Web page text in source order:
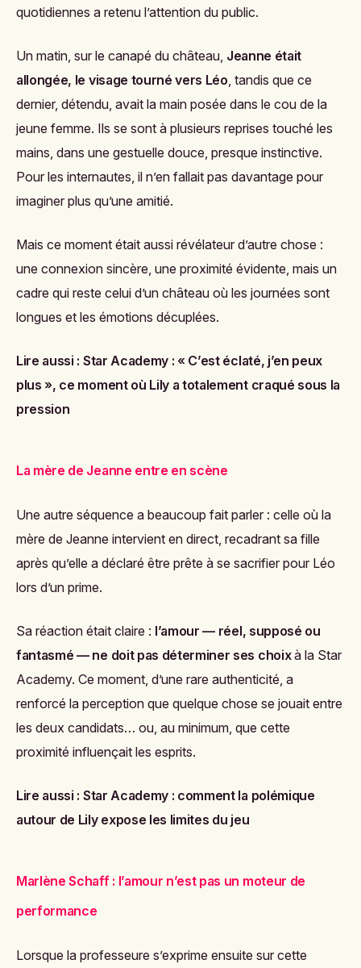
quotidiennes a retenu l’attention du public.
Un matin, sur le canapé du château, Jeanne était
allongée, le visage tourné vers Léo, tandis que ce
dernier, détendu, avait la main posée dans le cou de la
jeune femme. Ils se sont à plusieurs reprises touché les
mains, dans une gestuelle douce, presque instinctive.
Pour les internautes, il n’en fallait pas davantage pour
imaginer plus qu’une amitié.
Mais ce moment était aussi révélateur d’autre chose :
une connexion sincère, une proximité évidente, mais un
cadre qui reste celui d’un château où les journées sont
longues et les émotions décuplées.
Lire aussi : Star Academy : « C’est éclaté, j’en peux
plus », ce moment où Lily a totalement craqué sous la
pression
La mère de Jeanne entre en scène
Une autre séquence a beaucoup fait parler : celle où la
mère de Jeanne intervient en direct, recadrant sa fille
après qu’elle a déclaré être prête à se sacrifier pour Léo
lors d’un prime.
Sa réaction était claire : l’amour — réel, supposé ou
fantasmé — ne doit pas déterminer ses choixà la Star
Academy. Ce moment, d’une rare authenticité, a
renforcé la perception que quelque chose se jouait entre
les deux candidats… ou, au minimum, que cette
proximité influençait les esprits.
Lire aussi : Star Academy : comment la polémique
autour de Lily expose les limites du jeu
Marlène Schaff : l’amour n’est pas un moteur de
performance
Lorsque la professeure s’exprime ensuite sur cette